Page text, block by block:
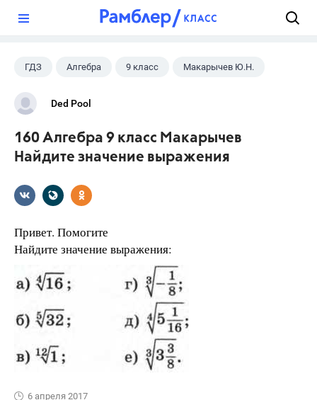
ГДЗ Алгебра 9 класс Макарычев Ю.Н.
Ded Pool
160 Алгебра 9 класс Макарычев
Найдите значение выражения
Привет. Помогите
Найдите значение выражения:
6 апреля 2017